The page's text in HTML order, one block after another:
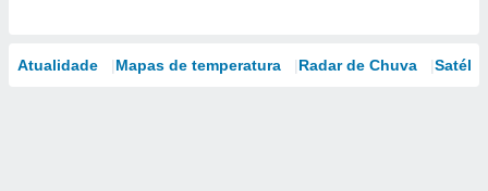
Atualidade Mapas de temperatura Radar de Chuva